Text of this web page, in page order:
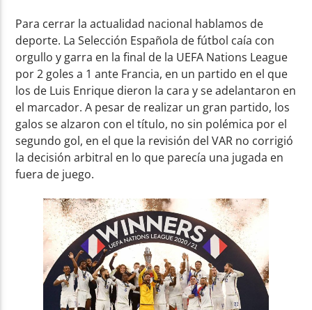
Para cerrar la actualidad nacional hablamos de
deporte. La Selección Española de fútbol caía con
orgullo y garra en la final de la UEFA Nations League
por 2 goles a 1 ante Francia, en un partido en el que
los de Luis Enrique dieron la cara y se adelantaron en
el marcador. A pesar de realizar un gran partido, los
galos se alzaron con el título, no sin polémica por el
segundo gol, en el que la revisión del VAR no corrigió
la decisión arbitral en lo que parecía una jugada en
fuera de juego.